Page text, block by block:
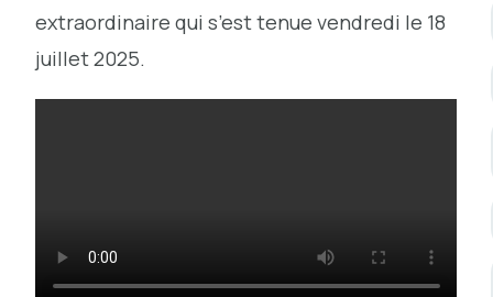
extraordinaire qui s’est tenue vendredi le 18
juillet 2025.